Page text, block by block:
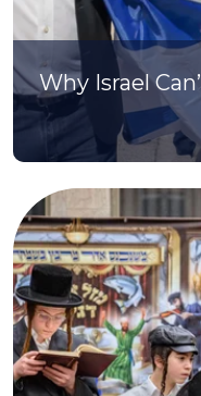
Why Israel